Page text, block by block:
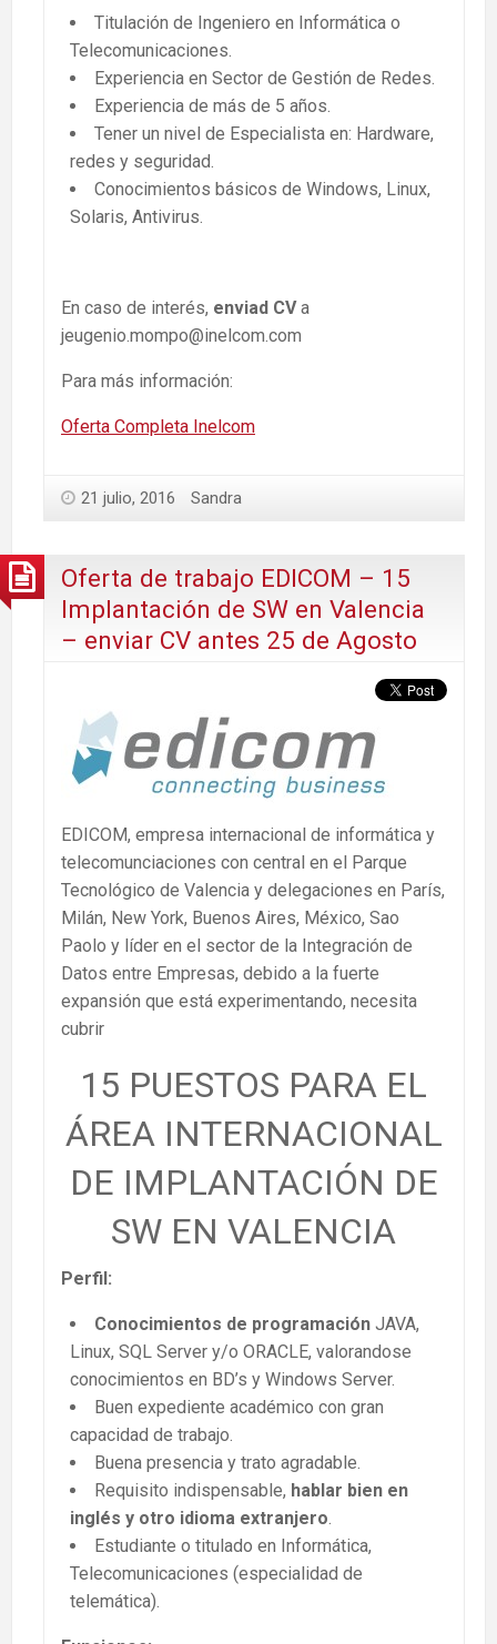
Titulación de Ingeniero en Informática o
Telecomunicaciones.
Experiencia en Sector de Gestión de Redes.
Experiencia de más de 5 años.
Tener un nivel de Especialista en: Hardware,
redes y seguridad.
Conocimientos básicos de Windows, Linux,
Solaris, Antivirus.
En caso de interés, enviad CVa
jeugenio.mompo@inelcom.com
Para más información:
Oferta Completa Inelcom
21 julio, 2016 Sandra
Oferta de trabajo EDICOM – 15
Implantación de SW en Valencia
– enviar CV antes 25 de Agosto
EDICOM, empresa internacional de informática y
telecomunciaciones con central en el Parque
Tecnológico de Valencia y delegaciones en París,
Milán, New York, Buenos Aires, México, Sao
Paolo y líder en el sector de la Integración de
Datos entre Empresas, debido a la fuerte
expansión que está experimentando, necesita
cubrir
15 PUESTOS PARA EL
ÁREA INTERNACIONAL
DE IMPLANTACIÓN DE
SW EN VALENCIA
Perfil:
Conocimientos de programación JAVA,
Linux, SQL Server y/o ORACLE, valorandose
conocimientos en BD’s y Windows Server.
Buen expediente académico con gran
capacidad de trabajo.
Buena presencia y trato agradable.
Requisito indispensable, hablar bien en
inglés y otro idioma extranjero.
Estudiante o titulado en Informática,
Telecomunicaciones (especialidad de
telemática).